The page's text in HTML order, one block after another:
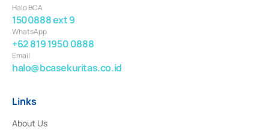
Halo BCA
1500888 ext 9
WhatsApp
+62 819 1950 0888
Email
halo@bcasekuritas.co.id
Links
About Us